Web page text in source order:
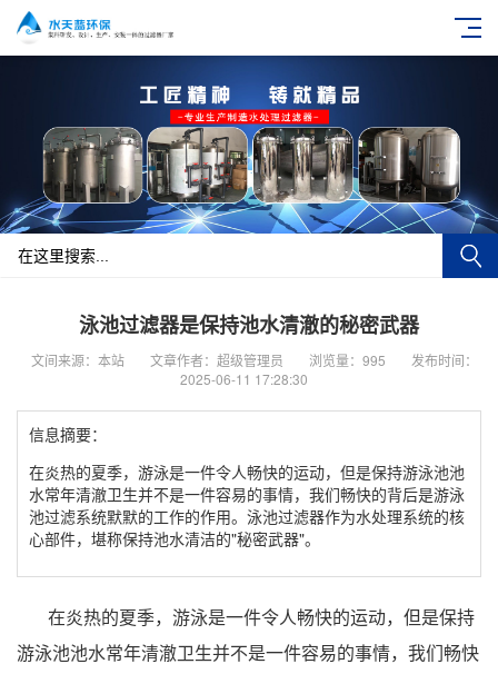
泳池过滤器是保持池水清澈的秘密武器
文间来源：本站 文章作者：超级管理员 浏览量：995
发布时间：
2025-06-11 17:28:30
信息摘要：
在炎热的夏季，游泳是一件令人畅快的运动，但是保持游泳池池
水常年清澈卫生并不是一件容易的事情，我们畅快的背后是游泳
池过滤系统默默的工作的作用。泳池过滤器作为水处理系统的核
心部件，堪称保持池水清洁的"秘密武器"。
在炎热的夏季，游泳是一件令人畅快的运动，但是保持
游泳池池水常年清澈卫生并不是一件容易的事情，我们畅快